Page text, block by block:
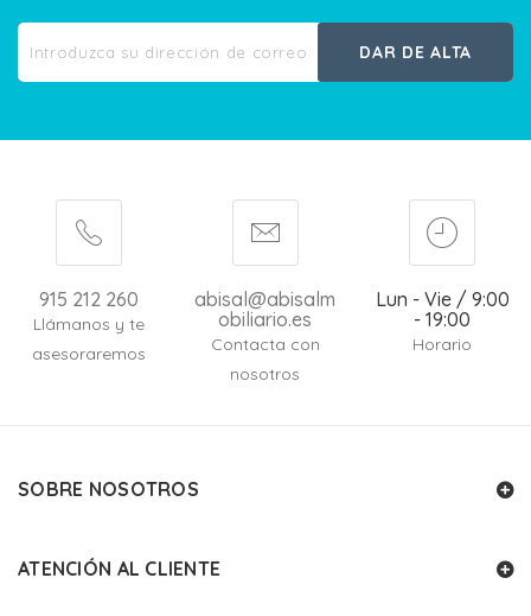
DAR DE ALTA
915 212 260
Llámanos y te
asesoraremos
abisal@abisalm
obiliario.es
Contacta con
nosotros
Lun - Vie / 9:00
- 19:00
Horario
SOBRE NOSOTROS
ATENCIÓN AL CLIENTE